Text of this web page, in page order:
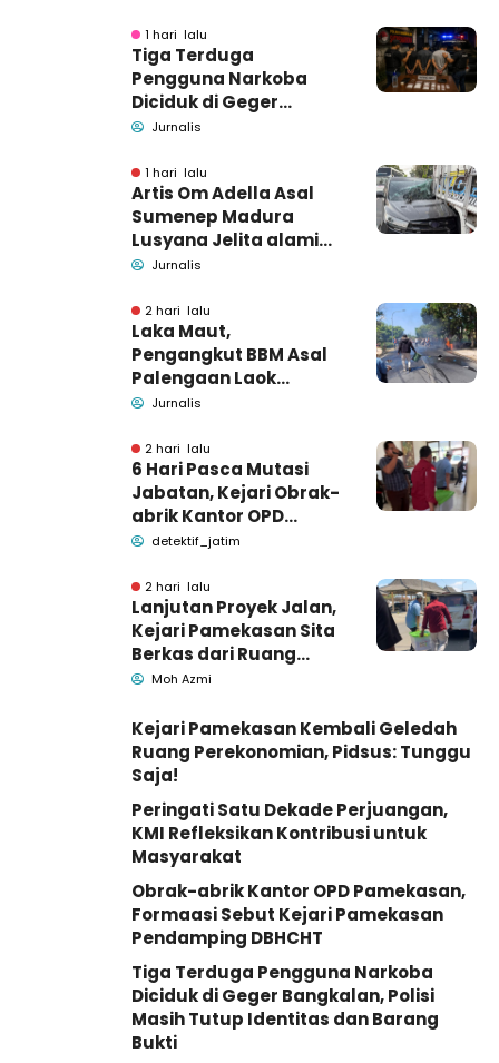
1 hari lalu
Tiga Terduga
Pengguna Narkoba
Diciduk di Geger
Bangkalan, Polisi Masih
Barang Bukti
Jurnalis
1 hari lalu
Artis Om Adella Asal
Sumenep Madura
Lusyana Jelita alami
kecelakaan di Wonogiri
Jurnalis
2 hari lalu
Laka Maut,
Pengangkut BBM Asal
Palengaan Laok
Pamekasan Meninggal
Jurnalis
2 hari lalu
6 Hari Pasca Mutasi
Jabatan, Kejari Obrak-
abrik Kantor OPD
Pemkab Pamekasan
detektif_jatim
2 hari lalu
Lanjutan Proyek Jalan,
Kejari Pamekasan Sita
Berkas dari Ruang
Pemkab Pamekasan
Moh Azmi
Kejari Pamekasan Kembali Geledah
Ruang Perekonomian, Pidsus: Tunggu
Saja!
Peringati Satu Dekade Perjuangan,
KMI Refleksikan Kontribusi untuk
Masyarakat
Obrak-abrik Kantor OPD Pamekasan,
Formaasi Sebut Kejari Pamekasan
Pendamping DBHCHT
Tiga Terduga Pengguna Narkoba
Diciduk di Geger Bangkalan, Polisi
Masih Tutup Identitas dan Barang
Bukti